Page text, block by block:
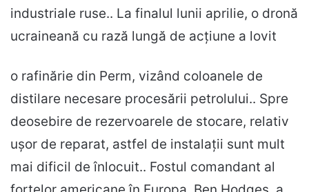
industriale ruse.. La finalul lunii aprilie, o dronă
ucraineană cu rază lungă de acțiune a lovit
o rafinărie din Perm, vizând coloanele de
distilare necesare procesării petrolului.. Spre
deosebire de rezervoarele de stocare, relativ
ușor de reparat, astfel de instalații sunt mult
mai dificil de înlocuit.. Fostul comandant al